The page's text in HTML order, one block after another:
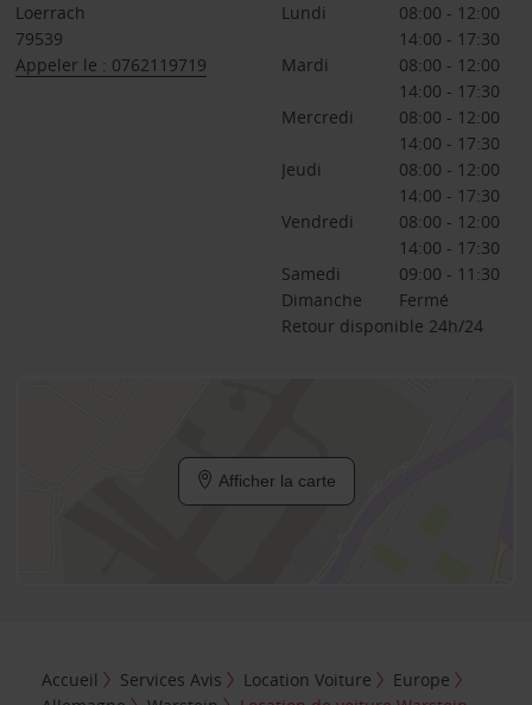
Loerrach
79539
Appeler le : 0762119719
Lundi
08:00 - 12:00
14:00 - 17:30
Mardi
08:00 - 12:00
14:00 - 17:30
Mercredi
08:00 - 12:00
14:00 - 17:30
Jeudi
08:00 - 12:00
14:00 - 17:30
Vendredi
08:00 - 12:00
14:00 - 17:30
Samedi
09:00 - 11:30
Dimanche
Fermé
Retour disponible 24h/24
Afficher la carte
Accueil Services Avis Location Voiture
Europe